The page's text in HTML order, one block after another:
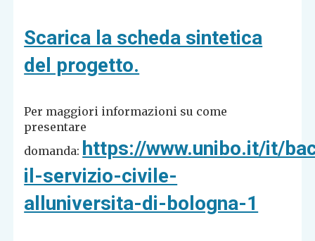
Scarica la scheda sintetica
del progetto.
Per maggiori informazioni su come
presentare
domanda: https://www.unibo.it/it/
il-servizio-civile-
alluniversita-di-bologna-1